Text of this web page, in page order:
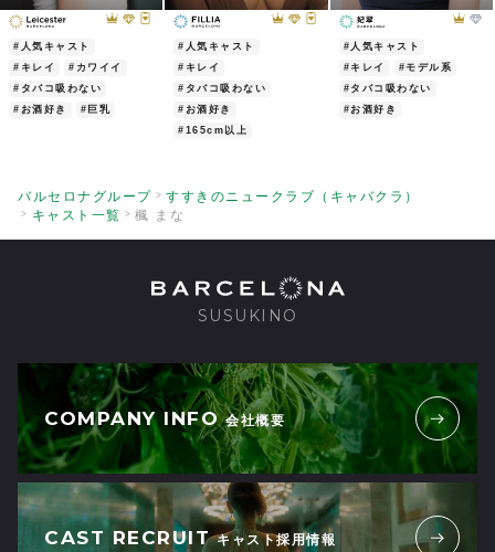
#人気キャスト
#キレイ
#カワイイ
#タバコ吸わない
#お酒好き
#巨乳
#人気キャスト
#キレイ
#タバコ吸わない
#お酒好き
#165cm以上
#人気キャスト
#キレイ
#モデル系
#タバコ吸わない
#お酒好き
バルセロナグループ
すすきのニュークラブ（キャバクラ）
キャスト一覧
楓 まな
SUSUKINO
COMPANY INFO 会社概要
CAST RECRUIT キャスト採用情報